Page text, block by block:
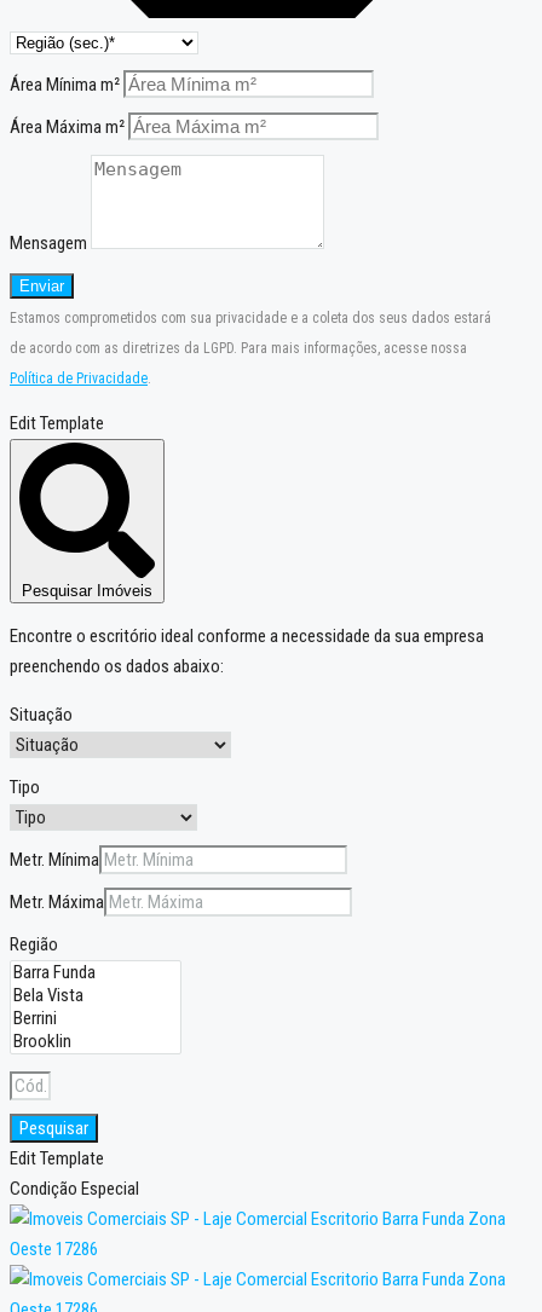
Área Mínima m²
Área Máxima m²
Mensagem
Enviar
Estamos comprometidos com sua privacidade e a coleta dos seus dados estará
de acordo com as diretrizes da LGPD. Para mais informações, acesse nossa
Política de Privacidade.
Edit Template
Pesquisar Imóveis
Encontre o escritório ideal conforme a necessidade da sua empresa
preenchendo os dados abaixo:
Situação
Tipo
Metr. Mínima
Metr. Máxima
Região
Pesquisar
Edit Template
Condição Especial